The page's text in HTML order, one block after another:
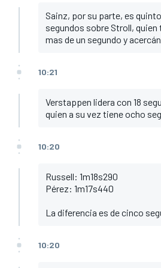
Sainz, por su parte, es
segundos sobre Stroll,
mas de un segundo y
10:21
Verstappen lidera con 18
quien a su vez tiene ocho
10:20
Russell: 1m18s290
Pérez: 1m17s440
La diferencia es de cinco
10:20